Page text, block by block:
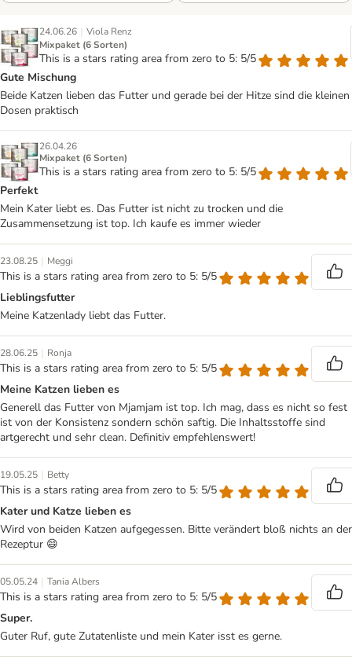
24.06.26 | Viola Renz
Mixpaket (6 Sorten)
This is a stars rating area from zero to 5: 5/5
Gute Mischung
Beide Katzen lieben das Futter und gerade bei der Hitze sind die kleinen
Dosen praktisch
26.04.26
Mixpaket (6 Sorten)
This is a stars rating area from zero to 5: 5/5
Perfekt
Mein Kater liebt es. Das Futter ist nicht zu trocken und die
Zusammensetzung ist top. Ich kaufe es immer wieder
23.08.25 | Meggi
This is a stars rating area from zero to 5: 5/5
Lieblingsfutter
Meine Katzenlady liebt das Futter.
28.06.25 | Ronja
This is a stars rating area from zero to 5: 5/5
Meine Katzen lieben es
Generell das Futter von Mjamjam ist top. Ich mag, dass es nicht so fest
ist von der Konsistenz sondern schön saftig. Die Inhaltsstoffe sind
artgerecht und sehr clean. Definitiv empfehlenswert!
19.05.25 | Betty
This is a stars rating area from zero to 5: 5/5
Kater und Katze lieben es
Wird von beiden Katzen aufgegessen. Bitte verändert bloß nichts an der
Rezeptur 😄
05.05.24 | Tania Albers
This is a stars rating area from zero to 5: 5/5
Super.
Guter Ruf, gute Zutatenliste und mein Kater isst es gerne.